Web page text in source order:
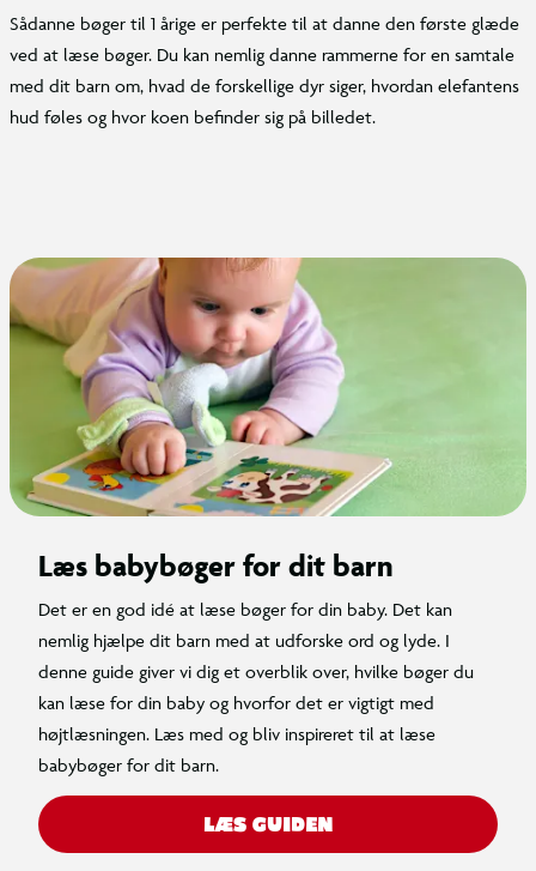
Sådanne bøger til 1 årige er perfekte til at danne den første glæde
ved at læse bøger. Du kan nemlig danne rammerne for en samtale
med dit barn om, hvad de forskellige dyr siger, hvordan elefantens
hud føles og hvor koen befinder sig på billedet.
Læs babybøger for dit barn
Det er en god idé at læse bøger for din baby. Det kan
nemlig hjælpe dit barn med at udforske ord og lyde. I
denne guide giver vi dig et overblik over, hvilke bøger du
kan læse for din baby og hvorfor det er vigtigt med
højtlæsningen. Læs med og bliv inspireret til at læse
babybøger for dit barn.
LÆS GUIDEN